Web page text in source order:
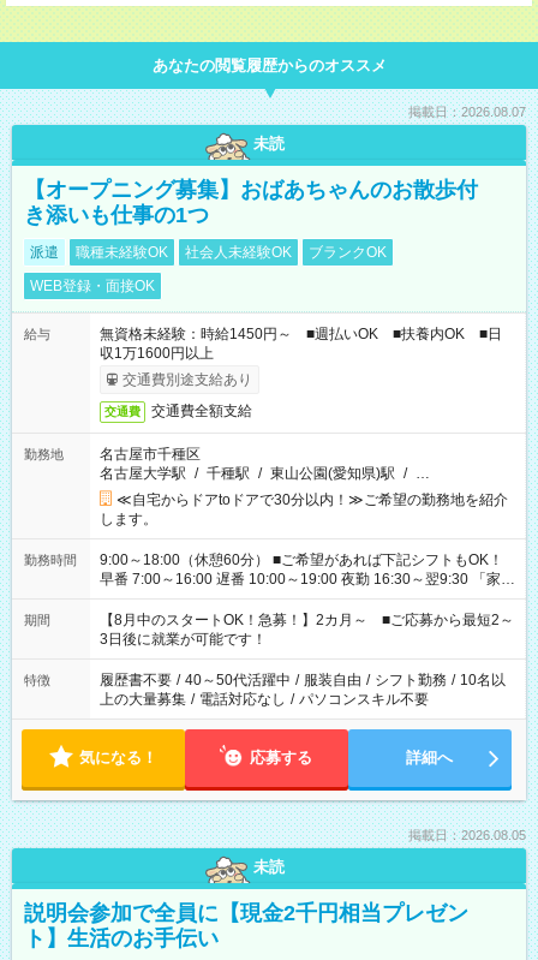
あなたの閲覧履歴からのオススメ
掲載日：2026.08.07
未読
【オープニング募集】おばあちゃんのお散歩付
き添いも仕事の1つ
派遣 職種未経験OK 社会人未経験OK
ブランクOK
WEB登録・面接OK
給与
無資格未経験：時給1450円～ ■週払いOK ■扶養内OK ■日
収1万1600円以上
交通費別途支給あり
交通費 交通費全額支給
勤務地
名古屋市千種区
名古屋大学駅 / 千種駅 / 東山公園(愛知県)駅 / …
≪自宅からドアtoドアで30分以内！≫ご希望の勤務地を紹介
します。
勤務時間
9:00～18:00（休憩60分） ■ご希望があれば下記シフトもOK！
早番 7:00～16:00 遅番 10:00～19:00 夜勤 16:30～翌9:30 「家族
と休みを合わせたい」 「余裕を持って夕飯の準備がしたい」
「できれば残業はしたくない」 など、ご希望を教えてください
ね。 ※Wワーク希望の方へ 今ご覧のお仕事で希望する勤務時間
と、もう1つのお仕事の勤務時間。 合計で週40時間を超える場
合は応募できません。
期間
【8月中のスタートOK！急募！】2カ月～ ■ご応募から最短2～
3日後に就業が可能です！
特徴 履歴書不要 / 40～50代活躍中 / 服装自由 / シフト勤務 / 10名以
上の大量募集 / 電話対応なし / パソコンスキル不要
気になる！ 応募する 詳細へ
掲載日：2026.08.05
未読
説明会参加で全員に【現金2千円相当プレゼン
ト】生活のお手伝い